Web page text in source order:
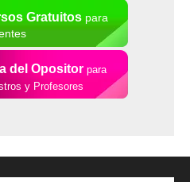
Gratuitospara
del Opositor para
y Profesores